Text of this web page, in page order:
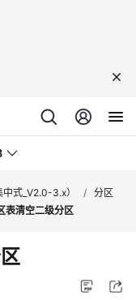
式_V2.0-3.x） / 分区
表清空二级分区